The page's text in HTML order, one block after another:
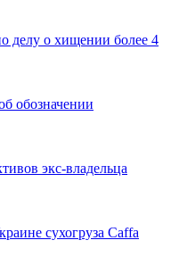
делу о хищении более 4
обозначении
экс-владельца
сухогруза Caffa